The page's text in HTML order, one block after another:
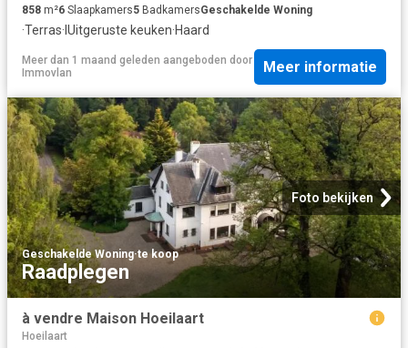
858 m²6 Slaapkamers5 BadkamersGeschakelde Woning
·Terras·IUitgeruste keuken·Haard
Meer dan 1 maand geleden aangeboden door
Immovlan
Meer informatie
Foto bekijken
Geschakelde Woning·te koop
Raadplegen
à vendre Maison Hoeilaart
Hoeilaart